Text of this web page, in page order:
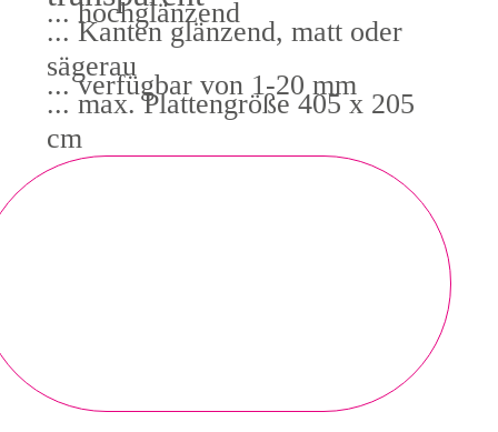
... hochglänzend
... Kanten glänzend, matt oder
sägerau
... verfügbar von 1-20 mm
... max. Plattengröße 405 x 205
cm